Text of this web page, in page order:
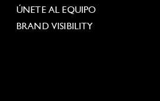
ÚNETE AL EQUIPO
BRAND VISIBILITY